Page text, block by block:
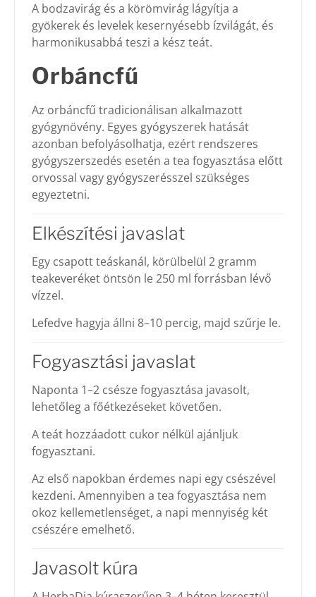
A bodzavirág és a körömvirág lágyítja a
gyökerek és levelek kesernyésebb ízvilágát, és
harmonikusabbá teszi a kész teát.
Orbáncfű
Az orbáncfű tradicionálisan alkalmazott
gyógynövény. Egyes gyógyszerek hatását
azonban befolyásolhatja, ezért rendszeres
gyógyszerszedés esetén a tea fogyasztása előtt
orvossal vagy gyógyszerésszel szükséges
egyeztetni.
Elkészítési javaslat
Egy csapott teáskanál, körülbelül 2 gramm
teakeveréket öntsön le 250 ml forrásban lévő
vízzel.
Lefedve hagyja állni 8–10 percig, majd szűrje le.
Fogyasztási javaslat
Naponta 1–2 csésze fogyasztása javasolt,
lehetőleg a főétkezéseket követően.
A teát hozzáadott cukor nélkül ajánljuk
fogyasztani.
Az első napokban érdemes napi egy csészével
kezdeni. Amennyiben a tea fogyasztása nem
okoz kellemetlenséget, a napi mennyiség két
csészére emelhető.
Javasolt kúra